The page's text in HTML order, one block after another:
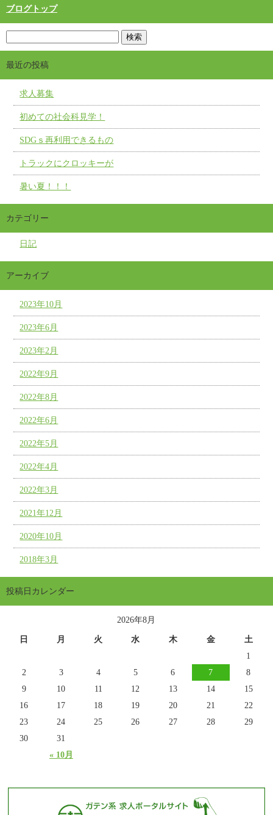
ブログトップ
最近の投稿
求人募集
初めての社会科見学！
SDGｓ再利用できるもの
トラックにクロッキーが
暑い夏！！！
カテゴリー
日記
アーカイブ
2023年10月
2023年6月
2023年2月
2022年9月
2022年8月
2022年6月
2022年5月
2022年4月
2022年3月
2021年12月
2020年10月
2018年3月
投稿日カレンダー
2026年8月
日 月 火 水 木 金 土
« 10月
1
2
3 4 5 6 7
8
9
10 11 12 13 14
15
16
17 18 19 20 21
22
23
24 25 26 27 28
29
30
31